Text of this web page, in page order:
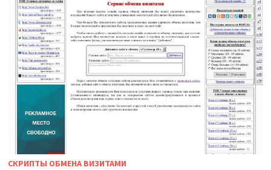
СКРИПТЫ ОБМЕНА ВИЗИТАМИ